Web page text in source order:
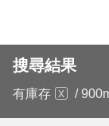
搜尋結果
有庫存 /